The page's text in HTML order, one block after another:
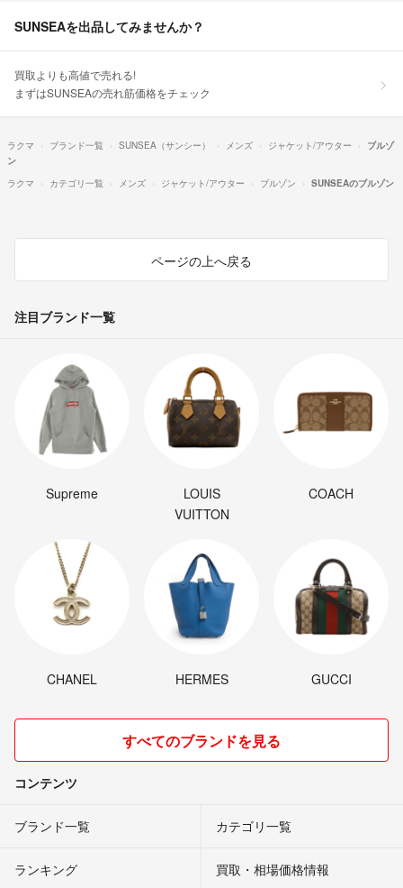
SUNSEAを出品してみませんか？
買取よりも高値で売れる!
まずはSUNSEAの売れ筋価格をチェック
ラクマ ブランド一覧 SUNSEA（サンシー） メンズ ジャケット/アウター
ブルゾ
ン
ラクマ
カテゴリ一覧 メンズ ジャケット/アウター ブルゾン SUNSEAのブルゾン
ページの上へ戻る
注目ブランド一覧
Supreme
LOUIS
VUITTON
COACH
CHANEL HERMES GUCCI
すべてのブランドを見る
コンテンツ
ブランド一覧 カテゴリ一覧
ランキング 買取・相場価格情報